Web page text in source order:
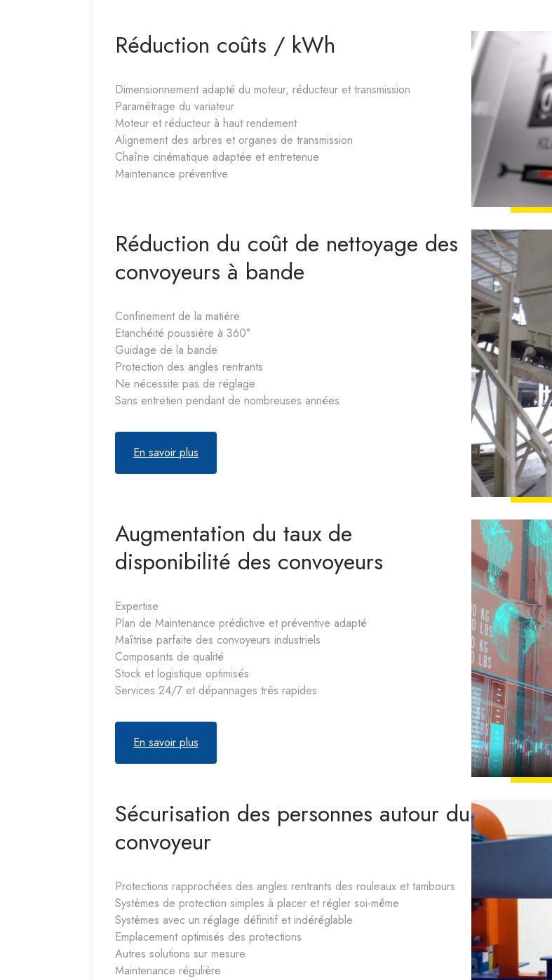
Réduction coûts / kWh
Dimensionnement adapté du moteur, réducteur et transmission
Paramétrage du variateur
Moteur et réducteur à haut rendement
Alignement des arbres et organes de transmission
Chaîne cinématique adaptée et entretenue
Maintenance préventive
Réduction du coût de nettoyage des
convoyeurs à bande
Confinement de la matière
Etanchéité poussière à 360°
Guidage de la bande
Protection des angles rentrants
Ne nécessite pas de réglage
Sans entretien pendant de nombreuses années
En savoir plus
Augmentation du taux de
disponibilité des convoyeurs
Expertise
Plan de Maintenance prédictive et préventive adapté
Maîtrise parfaite des convoyeurs industriels
Composants de qualité
Stock et logistique optimisés
Services 24/7 et dépannages très rapides
En savoir plus
Sécurisation des personnes autour du
convoyeur
Protections rapprochées des angles rentrants des rouleaux et tambours
Systèmes de protection simples à placer et régler soi-même
Systèmes avec un réglage définitif et indéréglable
Emplacement optimisés des protections
Autres solutions sur mesure
Maintenance régulière